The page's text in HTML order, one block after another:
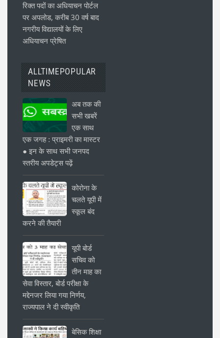
रिक्त पदों का अधियाचन पोर्टल
पर अपलोड, करीब 30 वर्ष बाद
नगरीय विद्यालयों के लिए
अधियाचन प्रेषित
ALLTIMEPOPULAR
NEWS
अब तक की
सभी खबरें
एक साथ
एक जगह : प्राइमरी का मास्टर
● इन के साथ सभी जनपद
स्तरीय अपडेट्स पढ़ें
कोरोना के
चलते यूपी में
स्कूल बंद
करने की तैयारी
यूपी बोर्ड
सचिव को
तीन माह का
सेवा विस्तार, बोर्ड परीक्षा के
मद्देनजर लिया गया निर्णय,
राज्यपाल ने दी स्वीकृति
बेसिक शिक्षा